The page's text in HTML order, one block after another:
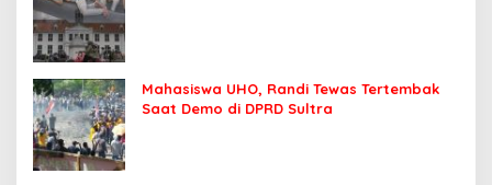
Mahasiswa UHO, Randi Tewas Tertembak
Saat Demo di DPRD Sultra